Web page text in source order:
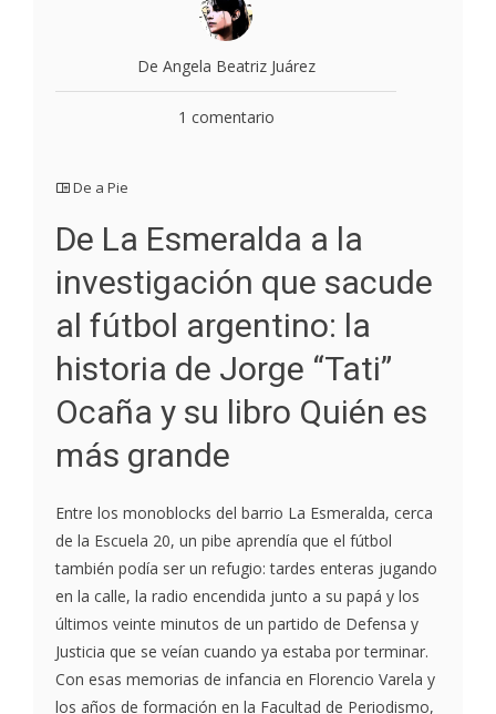
De Angela Beatriz Juárez
1 comentario
De a Pie
De La Esmeralda a la
investigación que sacude
al fútbol argentino: la
historia de Jorge “Tati”
Ocaña y su libro Quién es
más grande
Entre los monoblocks del barrio La Esmeralda, cerca
de la Escuela 20, un pibe aprendía que el fútbol
también podía ser un refugio: tardes enteras jugando
en la calle, la radio encendida junto a su papá y los
últimos veinte minutos de un partido de Defensa y
Justicia que se veían cuando ya estaba por terminar.
Con esas memorias de infancia en Florencio Varela y
los años de formación en la Facultad de Periodismo,